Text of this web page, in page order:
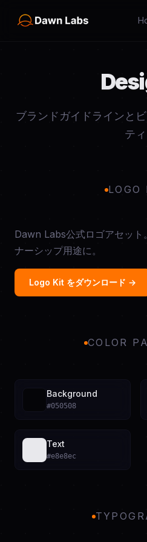
ブランドガイドラインと
ティ
LOGO
Dawn Labs公式ロゴアセット
ナーシップ用途に。
Logo Kit をダウンロード →
COLOR
Background
#050508
Text
#e8e8ec